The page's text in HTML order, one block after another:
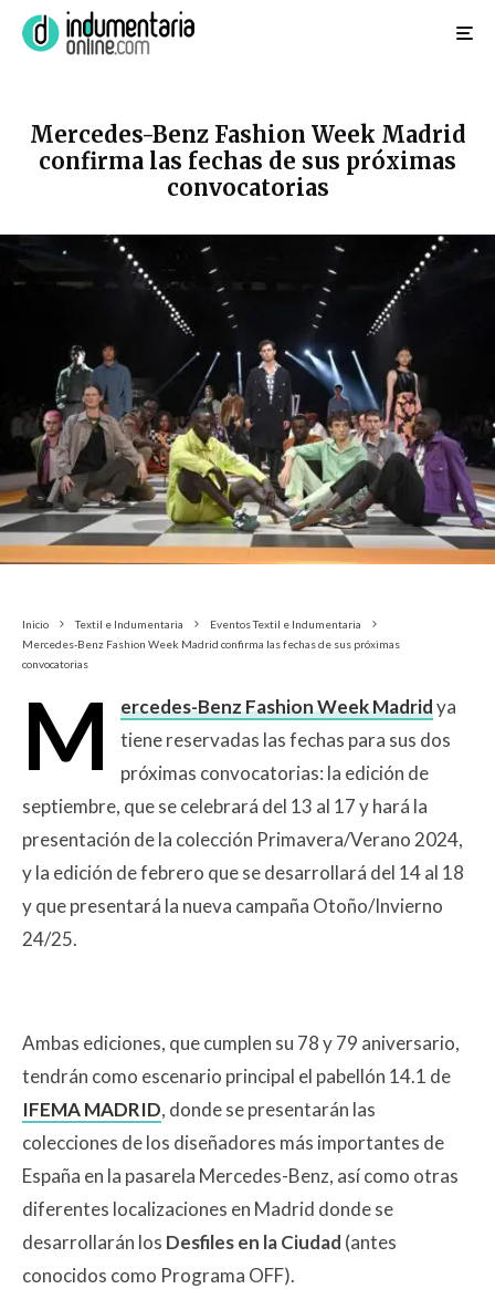
Mercedes-Benz Fashion Week Madrid
confirma las fechas de sus próximas
convocatorias
Inicio Textil e Indumentaria
Eventos Textil e Indumentaria
Mercedes-Benz Fashion Week Madrid confirma las fechas de sus próximas
convocatorias
M ercedes-Benz Fashion Week Madridya
tiene reservadas las fechas para sus dos
próximas convocatorias: la edición de
septiembre, que se celebrará del 13 al 17 y hará la
presentación de la colección Primavera/Verano 2024,
y la edición de febrero que se desarrollará del 14 al 18
y que presentará la nueva campaña Otoño/Invierno
24/25.
Ambas ediciones, que cumplen su 78 y 79 aniversario,
tendrán como escenario principal el pabellón 14.1 de
IFEMA MADRID, donde se presentarán las
colecciones de los diseñadores más importantes de
España en la pasarela Mercedes-Benz, así como otras
diferentes localizaciones en Madrid donde se
desarrollarán los Desfiles en la Ciudad (antes
conocidos como Programa OFF).